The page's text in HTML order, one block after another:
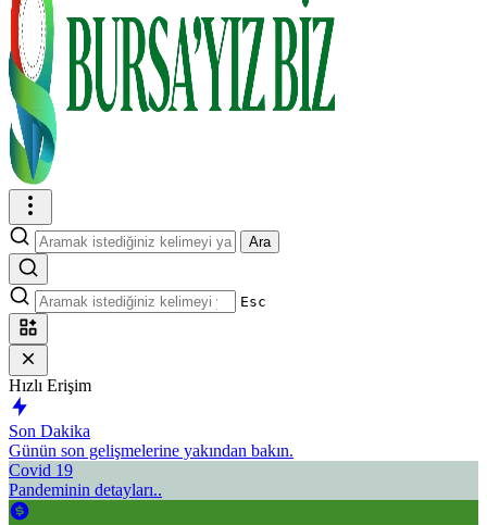
Ara
Esc
Hızlı Erişim
Son Dakika
Günün son gelişmelerine yakından bakın.
Covid 19
Pandeminin detayları..